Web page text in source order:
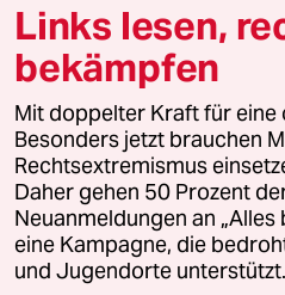
Vergangene
taz lab 2027
Mehr taz Lesestoff
taz Blogs
Links lesen,
bekämpfen
Mit doppelter Kraft für eine
Besonders jetzt brauchen
Rechtsextremismus
Daher gehen 50 Prozent
Neuanmeldungen an
eine Kampagne, die
und Jugendorte